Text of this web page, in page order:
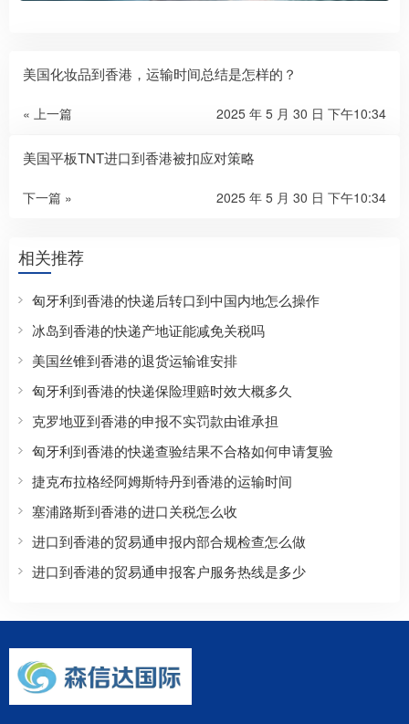
美国化妆品到香港，运输时间总结是怎样的？
« 上一篇 2025 年 5 月 30 日 下午10:34
美国平板TNT进口到香港被扣应对策略
下一篇 » 2025 年 5 月 30 日 下午10:34
相关推荐
匈牙利到香港的快递后转口到中国内地怎么操作
冰岛到香港的快递产地证能减免关税吗
美国丝锥到香港的退货运输谁安排
匈牙利到香港的快递保险理赔时效大概多久
克罗地亚到香港的申报不实罚款由谁承担
匈牙利到香港的快递查验结果不合格如何申请复验
捷克布拉格经阿姆斯特丹到香港的运输时间
塞浦路斯到香港的进口关税怎么收
进口到香港的贸易通申报内部合规检查怎么做
进口到香港的贸易通申报客户服务热线是多少